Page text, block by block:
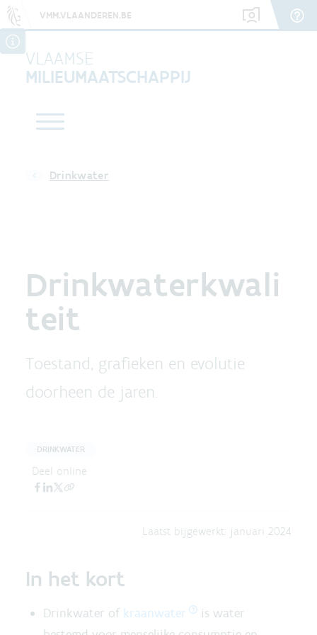
VMM.VLAANDEREN.BE
VLAAMSE
MILIEUMAATSCHAPPIJ
Drinkwater
Drinkwaterkwali
teit
Toestand, grafieken en evolutie
doorheen de jaren.
DRINKWATER
Deel online
Laatst bijgewerkt: januari 2024
In het kort
Drinkwater of kraanwater
is water